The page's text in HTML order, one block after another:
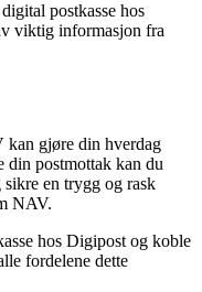
postkasse hos
viktig informasjon fra
gjøre din hverdag
din postmottak kan du
en trygg og rask
NAV.
hos Digipost og koble
fordelene dette